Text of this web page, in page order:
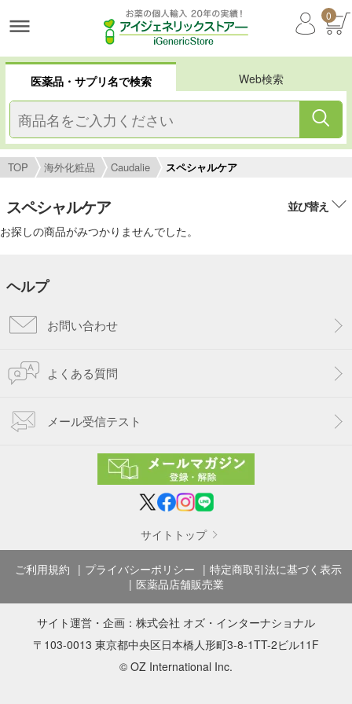
0
医薬品・サプリ名で検索 Web検索
TOP 海外化粧品 Caudalie スペシャルケア
スペシャルケア
並び替え
お探しの商品がみつかりませんでした。
ヘルプ
お問い合わせ
よくある質問
メール受信テスト
サイトトップ
ご利用規約 プライバシーポリシー
特定商取引法に基づく表示
医薬品店舗販売業
サイト運営・企画： 株式会社 オズ・インターナショナル
〒103-0013 東京都中央区日本橋人形町3-8-1TT-2ビル11F
© OZ International Inc.